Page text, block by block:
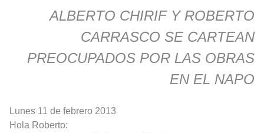
ALBERTO CHIRIF Y ROBERTO
CARRASCO SE CARTEAN
PREOCUPADOS POR LAS OBRAS
EN EL NAPO
Lunes 11 de febrero 2013
Hola Roberto: